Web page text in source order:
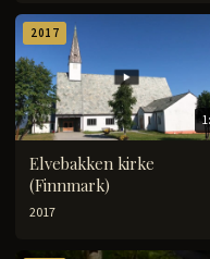
2017
Elvebakken kirke
(Finnmark)
2017